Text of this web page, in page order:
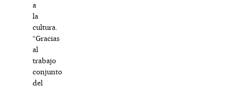
a
la
cultura.
“Gracias
al
trabajo
conjunto
del